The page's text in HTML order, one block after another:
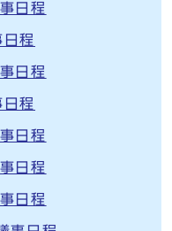
日程
程
日程
程
日程
日程
日程